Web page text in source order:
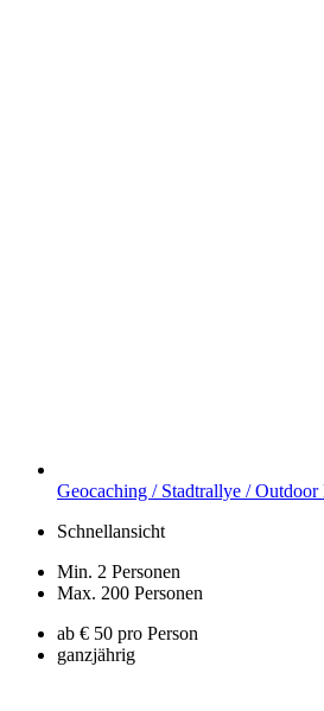
Geocaching / Stadtrallye / Outdoor
Schnellansicht
Min. 2 Personen
Max. 200 Personen
ab € 50 pro Person
ganzjährig